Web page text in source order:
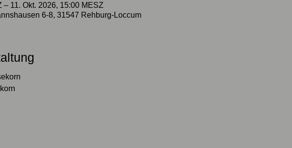
11. Okt. 2026, 15:00 MESZ
6-8, 31547 Rehburg-Loccum